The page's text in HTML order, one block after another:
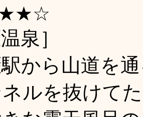
泉］
から山道を
ネルを抜けて